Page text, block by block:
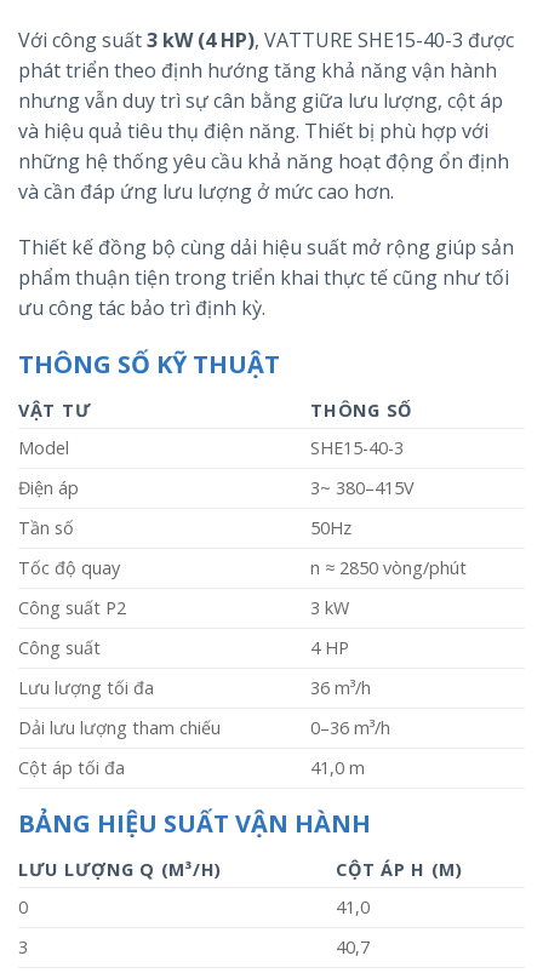
Với công suất3 kW (4 HP), VATTURE SHE15-40-3 được
phát triển theo định hướng tăng khả năng vận hành
nhưng vẫn duy trì sự cân bằng giữa lưu lượng, cột áp
và hiệu quả tiêu thụ điện năng. Thiết bị phù hợp với
những hệ thống yêu cầu khả năng hoạt động ổn định
và cần đáp ứng lưu lượng ở mức cao hơn.
Thiết kế đồng bộ cùng dải hiệu suất mở rộng giúp sản
phẩm thuận tiện trong triển khai thực tế cũng như tối
ưu công tác bảo trì định kỳ.
THÔNG SỐ KỸ THUẬT
VẬT TƯ
THÔNG SỐ
Model
SHE15-40-3
Điện áp
3~ 380–415V
Tần số
50Hz
Tốc độ quay
n ≈ 2850 vòng/phút
Công suất P2
3 kW
Công suất
4 HP
Lưu lượng tối đa
36 m³/h
Dải lưu lượng tham chiếu
0–36 m³/h
Cột áp tối đa
41,0 m
BẢNG HIỆU SUẤT VẬN HÀNH
LƯU LƯỢNG Q (M³/H)
CỘT ÁP H (M)
0
41,0
3
40,7